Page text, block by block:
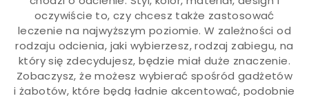
oczywiście to, czy chcesz także zastosować
leczenie na najwyższym poziomie. W zależności od
rodzaju odcienia, jaki wybierzesz, rodzaj zabiegu, na
który się zdecydujesz, będzie miał duże znaczenie.
Zobaczysz, że możesz wybierać spośród gadżetów
i żabotów, które będą ładnie akcentować, podobnie